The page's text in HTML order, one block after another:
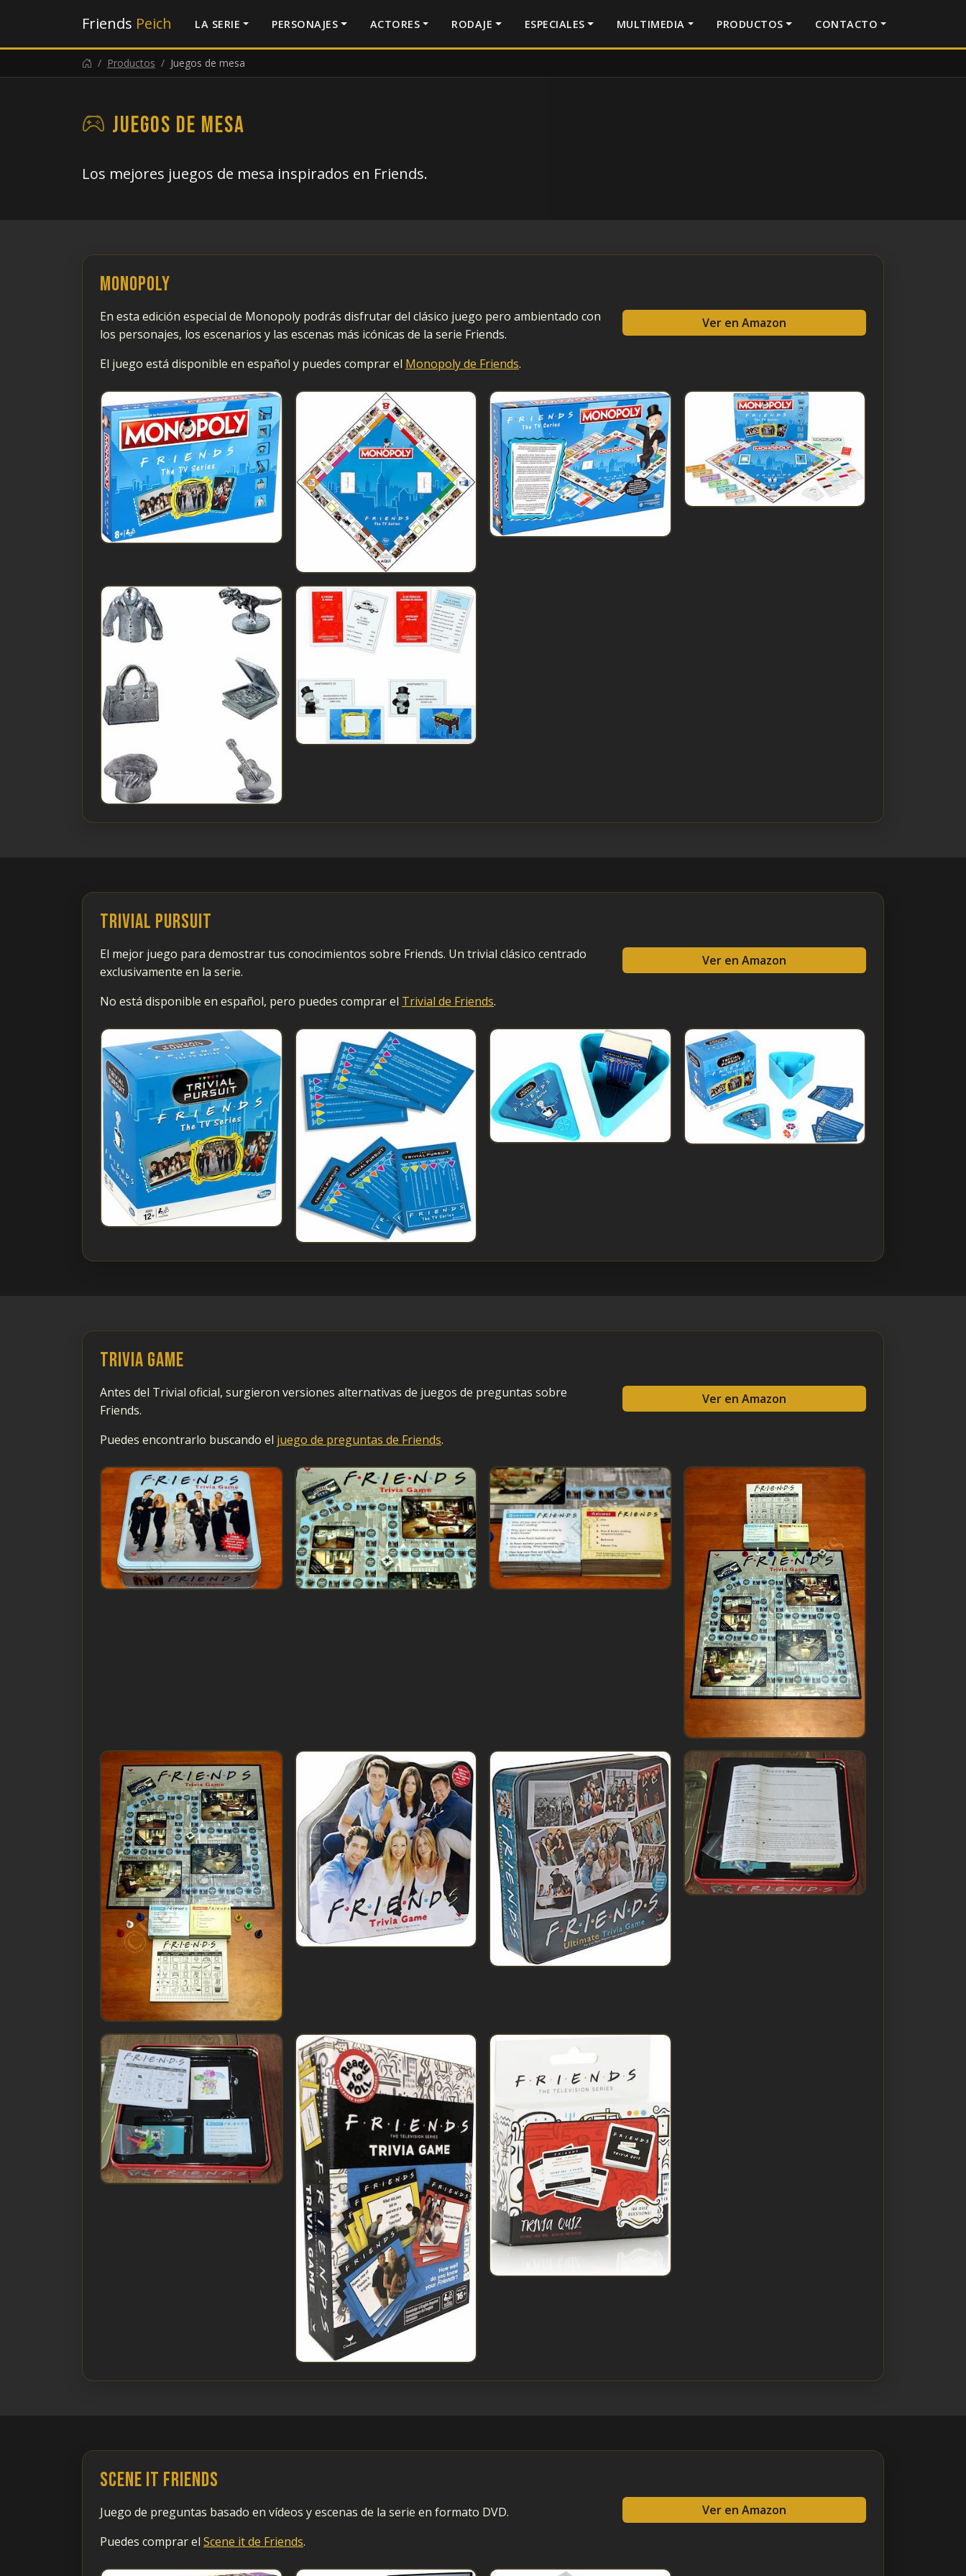
Friends Peich LA SERIE PERSONAJES ACTORES RODAJE ESPECIALES MULTIMEDIA PRODUCTOS CONTACTO
Productos Juegos de mesa
Juegos de mesa
Los mejores juegos de mesa inspirados en Friends.
Monopoly
En esta edición especial de Monopoly podrás disfrutar del clásico juego pero ambientado con
los personajes, los escenarios y las escenas más icónicas de la serie Friends.
El juego está disponible en español y puedes comprar el Monopoly de Friends.
Ver en Amazon
Trivial Pursuit
El mejor juego para demostrar tus conocimientos sobre Friends. Un trivial clásico centrado
exclusivamente en la serie.
No está disponible en español, pero puedes comprar el Trivial de Friends.
Ver en Amazon
Trivia Game
Antes del Trivial oficial, surgieron versiones alternativas de juegos de preguntas sobre
Friends.
Puedes encontrarlo buscando el juego de preguntas de Friends.
Ver en Amazon
Scene it Friends
Juego de preguntas basado en vídeos y escenas de la serie en formato DVD.
Puedes comprar el Scene it de Friends.
Ver en Amazon